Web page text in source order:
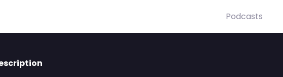
Podcasts